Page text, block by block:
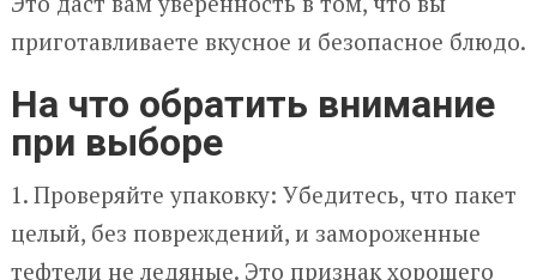
приготавливаете вкусное и безопасное блюдо.
На что обратить внимание
при выборе
1. Проверяйте упаковку: Убедитесь, что пакет
целый, без повреждений, и замороженные
тефтели не ледяные. Это признак хорошего